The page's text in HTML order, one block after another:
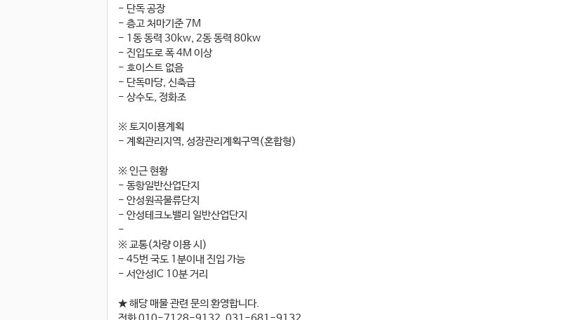
- 단독 공장
- 층고 처마기준 7M
- 1동 동력 30kw, 2동 동력 80kw
- 진입도로 폭 4M 이상
- 호이스트 없음
- 단독마당, 신축급
- 상수도, 정화조
※ 토지이용계획
- 계획관리지역, 성장관리계획구역(혼합형)
※ 인근 현황
- 동항일반산업단지
- 안성원곡물류단지
- 안성테크노밸리 일반산업단지
-
※ 교통(차량 이용 시)
- 45번 국도 1분이내 진입 가능
- 서안성IC 10분 거리
★ 해당 매물 관련 문의 환영합니다.